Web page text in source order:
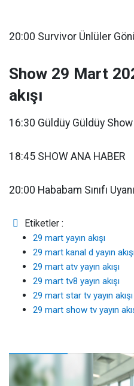
20:00 Survivor Ünlüler
Show 29 Mart
akışı
16:30 Güldüy Güldüy
18:45 SHOW ANA HABER
20:00 Hababam Sınıfı
Etiketler :
29 mart yayın akışı
29 mart kanal d yayın
29 mart atv yayın akışı
29 mart tv8 yayın akışı
29 mart star tv yayın akışı
29 mart show tv yayın